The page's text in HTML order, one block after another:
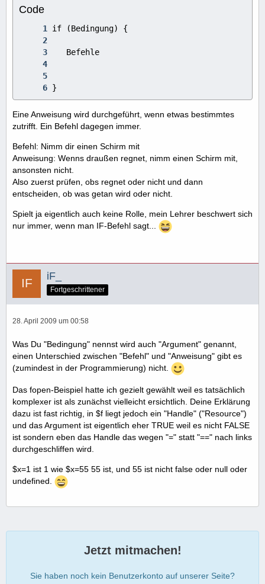
Code
}
Eine Anweisung wird durchgeführt, wenn etwas bestimmtes
zutrifft. Ein Befehl dagegen immer.
Befehl: Nimm dir einen Schirm mit
Anweisung: Wenns draußen regnet, nimm einen Schirm mit,
ansonsten nicht.
Also zuerst prüfen, obs regnet oder nicht und dann
entscheiden, ob was getan wird oder nicht.
Spielt ja eigentlich auch keine Rolle, mein Lehrer beschwert sich
nur immer, wenn man IF-Befehl sagt...
iF_
Fortgeschrittener
28. April 2009 um 00:58
Was Du "Bedingung" nennst wird auch "Argument" genannt,
einen Unterschied zwischen "Befehl" und "Anweisung" gibt es
(zumindest in der Programmierung) nicht.
Das fopen-Beispiel hatte ich gezielt gewählt weil es tatsächlich
komplexer ist als zunächst vielleicht ersichtlich. Deine Erklärung
dazu ist fast richtig, in $f liegt jedoch ein "Handle" ("Resource")
und das Argument ist eigentlich eher TRUE weil es nicht FALSE
ist sondern eben das Handle das wegen "=" statt "==" nach links
durchgeschliffen wird.
$x=1 ist 1 wie $x=55 55 ist, und 55 ist nicht false oder null oder
undefined.
Jetzt mitmachen!
Sie haben noch kein Benutzerkonto auf unserer Seite?